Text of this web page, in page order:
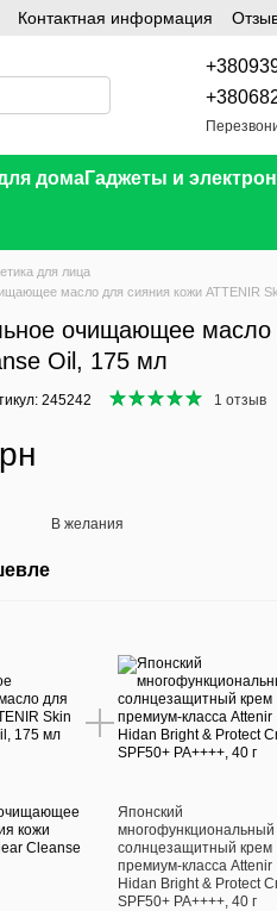
Контактная информация
домаГаджеты и
для лица
масло для сияния кожи ATTENIR
очищающее масло
Oil, 175 мл
245242 1 отзыв
В желания
кожи
Cleanse
Японский
многофункциональный
солнцезащитный крем
премиум-класса Attenir
Hidan Bright & Protect
SPF50+ PA++++, 40 г